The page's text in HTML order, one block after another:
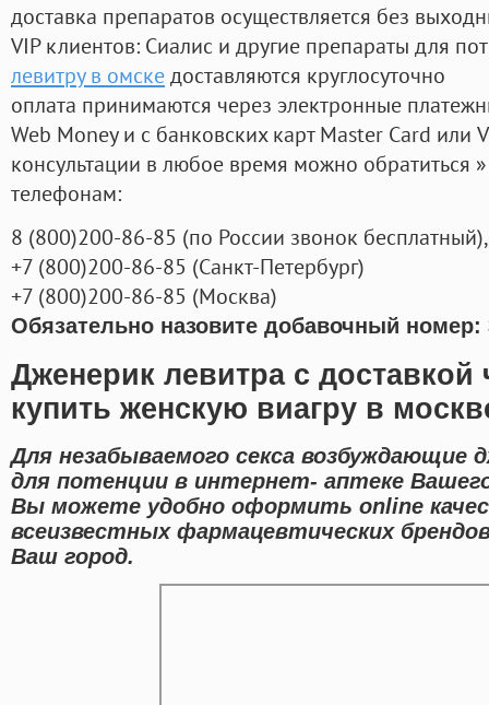
доставка препаратов осуществляется без
VIP клиентов: Сиалис и другие препараты для
левитру в омскедоставляются круглосуточно
оплата принимаются через электронные
Web Money и с банковских карт Master Card или
консультации в любое время можно обратиться
телефонам:
8 (800)200-86-85 (по России звонок бесплатный),
+7 (800)200-86-85 (Санкт-Петербург)
+7 (800)200-86-85 (Москва)
Обязательно назовите добавочный номер:
Дженерик левитра с
купить женскую виагру в
Для незабываемого секса возбуждающие
для потенции в интернет- аптеке
Вы можете удобно оформить online
всеизвестных фармацевтических
Ваш город.